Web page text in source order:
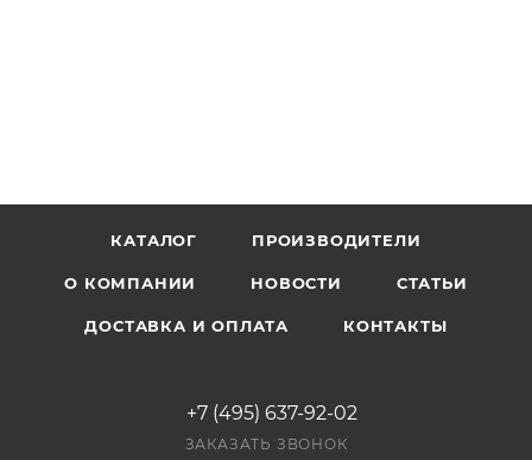
КАТАЛОГ ПРОИЗВОДИТЕЛИ
О КОМПАНИИ НОВОСТИ СТАТЬИ
ДОСТАВКА И ОПЛАТА КОНТАКТЫ
+7 (495) 637-92-02
ЗАКАЗАТЬ ЗВОНОК